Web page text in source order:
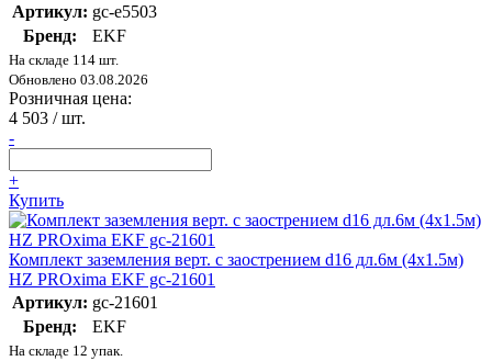
Артикул: gc-e5503
Бренд:
EKF
На складе 114 шт.
Обновлено 03.08.2026
Розничная цена:
4 503 / шт.
-
+
Купить
Комплект заземления верт. с заострением d16 дл.6м (4х1.5м)
HZ PROxima EKF gc-21601
Артикул: gc-21601
Бренд:
EKF
На складе 12 упак.